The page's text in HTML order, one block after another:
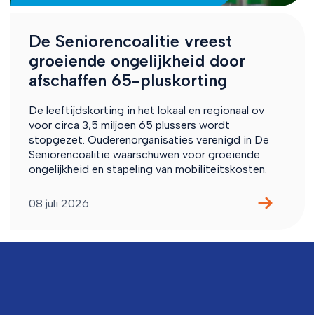
De Seniorencoalitie vreest
groeiende ongelijkheid door
afschaffen 65-pluskorting
De leeftijdskorting in het lokaal en regionaal ov
voor circa 3,5 miljoen 65 plussers wordt
stopgezet. Ouderenorganisaties verenigd in De
Seniorencoalitie waarschuwen voor groeiende
ongelijkheid en stapeling van mobiliteitskosten.
08 juli 2026